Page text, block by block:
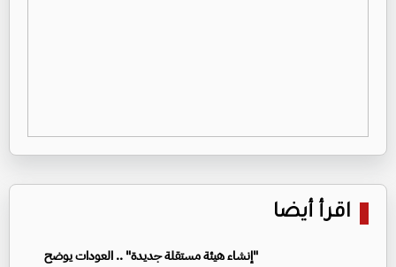
اقرأ أيضا
"إنشاء هيئة مستقلة جديدة" .. العودات يوضح